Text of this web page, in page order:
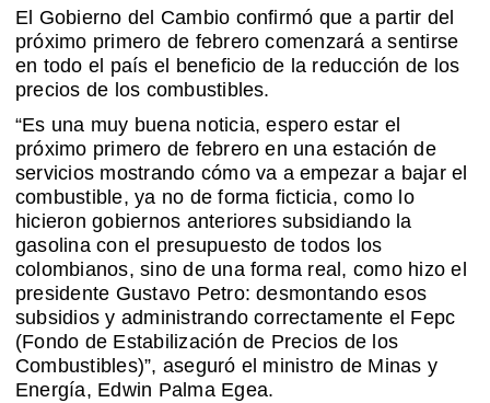
El Gobierno del Cambio confirmó que a partir del
próximo primero de febrero comenzará a sentirse
en todo el país el beneficio de la reducción de los
precios de los combustibles.
“Es una muy buena noticia, espero estar el
próximo primero de febrero en una estación de
servicios mostrando cómo va a empezar a bajar el
combustible, ya no de forma ficticia, como lo
hicieron gobiernos anteriores subsidiando la
gasolina con el presupuesto de todos los
colombianos, sino de una forma real, como hizo el
presidente Gustavo Petro: desmontando esos
subsidios y administrando correctamente el Fepc
(Fondo de Estabilización de Precios de los
Combustibles)”, aseguró el ministro de Minas y
Energía, Edwin Palma Egea.